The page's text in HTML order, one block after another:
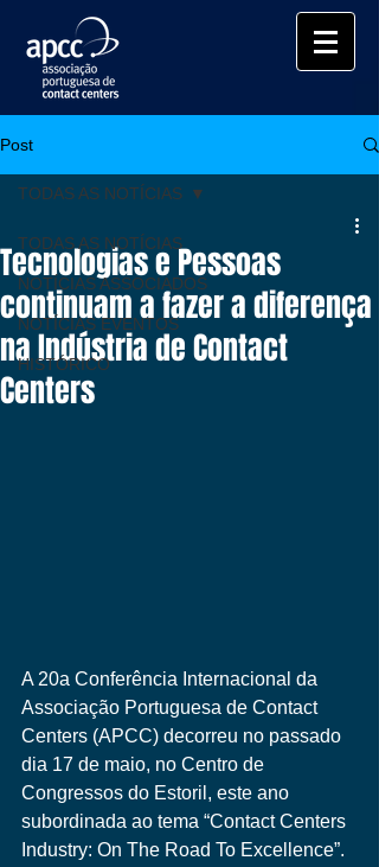
Post
TODAS AS NOTÍCIAS
NOTÍCIAS ASSOCIADOS
NOTÍCIAS EVENTOS
HISTÓRICO
TODAS AS NOTÍCIAS
Tecnologias e Pessoas
continuam a fazer a diferença
na Indústria de Contact
Centers
A 20a Conferência Internacional da
Associação Portuguesa de Contact
Centers (APCC) decorreu no passado
dia 17 de maio, no Centro de
Congressos do Estoril, este ano
subordinada ao tema “Contact Centers
Industry: On The Road To Excellence”.